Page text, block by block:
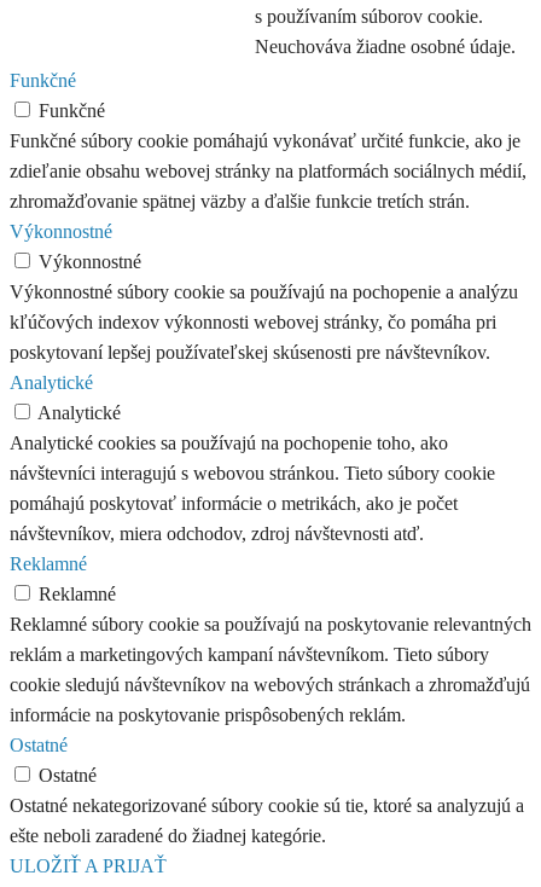
s používaním súborov cookie.
Neuchováva žiadne osobné údaje.
Funkčné
Funkčné
Funkčné súbory cookie pomáhajú vykonávať určité funkcie, ako je
zdieľanie obsahu webovej stránky na platformách sociálnych médií,
zhromažďovanie spätnej väzby a ďalšie funkcie tretích strán.
Výkonnostné
Výkonnostné
Výkonnostné súbory cookie sa používajú na pochopenie a analýzu
kľúčových indexov výkonnosti webovej stránky, čo pomáha pri
poskytovaní lepšej používateľskej skúsenosti pre návštevníkov.
Analytické
Analytické
Analytické cookies sa používajú na pochopenie toho, ako
návštevníci interagujú s webovou stránkou. Tieto súbory cookie
pomáhajú poskytovať informácie o metrikách, ako je počet
návštevníkov, miera odchodov, zdroj návštevnosti atď.
Reklamné
Reklamné
Reklamné súbory cookie sa používajú na poskytovanie relevantných
reklám a marketingových kampaní návštevníkom. Tieto súbory
cookie sledujú návštevníkov na webových stránkach a zhromažďujú
informácie na poskytovanie prispôsobených reklám.
Ostatné
Ostatné
Ostatné nekategorizované súbory cookie sú tie, ktoré sa analyzujú a
ešte neboli zaradené do žiadnej kategórie.
ULOŽIŤ A PRIJAŤ